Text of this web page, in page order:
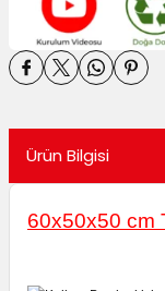
ve Koliler
Ürün Bilgisi
60x50x50 cm